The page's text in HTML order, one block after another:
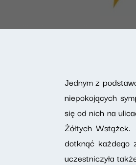
Jednym z
niepokojących
się od nich na
Żółtych
dotknąć każdego
uczestniczyła